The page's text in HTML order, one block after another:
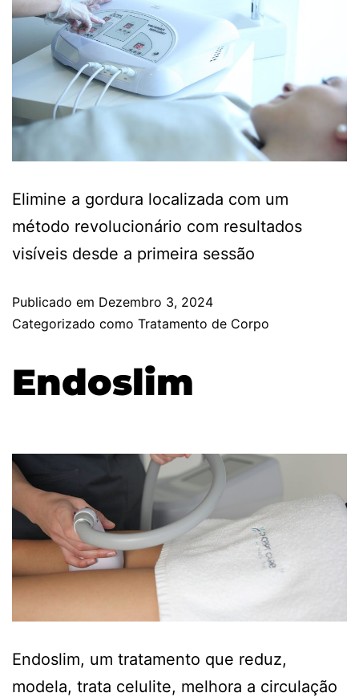
Elimine a gordura localizada com um
método revolucionário com resultados
visíveis desde a primeira sessão
Publicado em Dezembro 3, 2024
Categorizado como Tratamento de Corpo
Endoslim
Endoslim, um tratamento que reduz,
modela, trata celulite, melhora a circulação